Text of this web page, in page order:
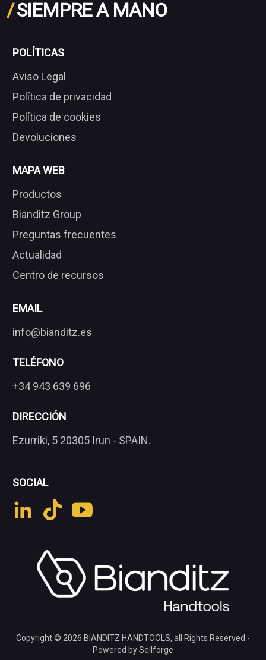
/SIEMPRE A MANO
POLÍTICAS
Aviso Legal
Política de privacidad
Política de cookies
Devoluciones
MAPA WEB
Productos
Bianditz Group
Preguntas frecuentes
Actualidad
Centro de recursos
EMAIL
info@bianditz.es
TELÉFONO
+34 943 639 696
DIRECCIÓN
Ezurriki, 5 20305 Irun - SPAIN.
SOCIAL
Copyright © 2026 BIANDITZ HANDTOOLS, all Rights Reserved -
Powered by Sellforge